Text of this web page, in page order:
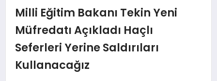
DÜNYA
EĞITIM
Milli Eğitim Bakanı Tekin Yeni
Müfredatı Açıkladı Haçlı
Seferleri Yerine Saldırıları
Kullanacağız